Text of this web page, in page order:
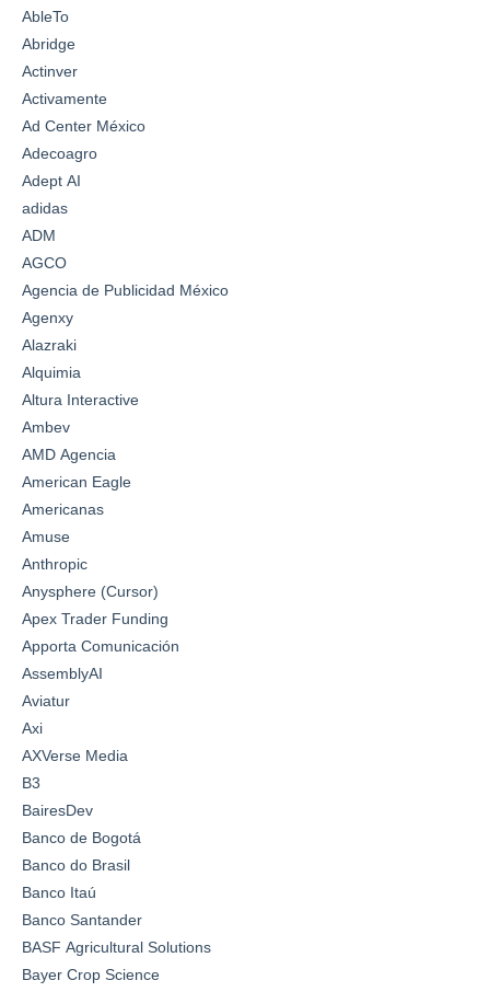
AbleTo
Abridge
Actinver
Activamente
Ad Center México
Adecoagro
Adept AI
adidas
ADM
AGCO
Agencia de Publicidad México
Agenxy
Alazraki
Alquimia
Altura Interactive
Ambev
AMD Agencia
American Eagle
Americanas
Amuse
Anthropic
Anysphere (Cursor)
Apex Trader Funding
Apporta Comunicación
AssemblyAI
Aviatur
Axi
AXVerse Media
B3
BairesDev
Banco de Bogotá
Banco do Brasil
Banco Itaú
Banco Santander
BASF Agricultural Solutions
Bayer Crop Science